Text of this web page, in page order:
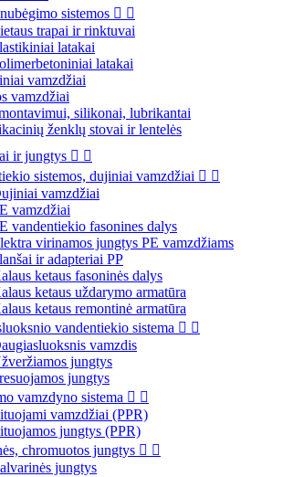
sistemos  
trapai ir rinktuvai
latakai
latakai
vamzdžiai
vamzdžiai
silikonai, lubrikantai
ženklų stovai ir lentelės
ir jungtys  
sistemos, dujiniai vamzdžiai  
vamzdžiai
vamzdžiai
vandentiekio fasonines dalys
virinamos jungtys PE vamzdžiams
ir adapteriai PP
ketaus fasoninės dalys
ketaus uždarymo armatūra
ketaus remontinė armatūra
vandentiekio sistema  
vamzdis
jungtys
jungtys
vamzdyno sistema  
vamzdžiai (PPR)
jungtys (PPR)
chromuotos jungtys  
jungtys